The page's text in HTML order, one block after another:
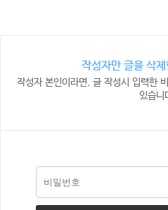
작성자만 글을 삭
작성자 본인이라면, 글 작성시 입력한
있습니